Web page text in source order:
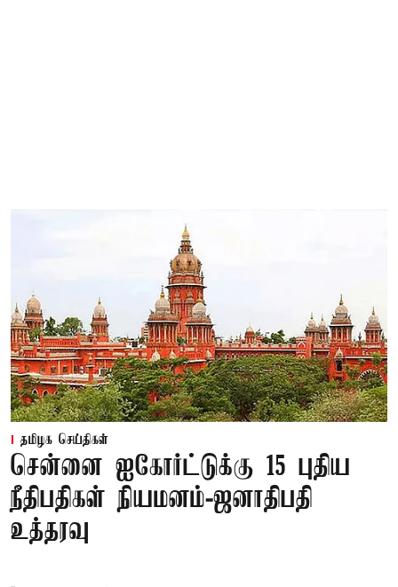
தமிழக செய்திகள்
சென்னை ஐகோர்ட்டுக்கு 15 புதிய
நீதிபதிகள் நியமனம்-ஜனாதிபதி
உத்தரவு